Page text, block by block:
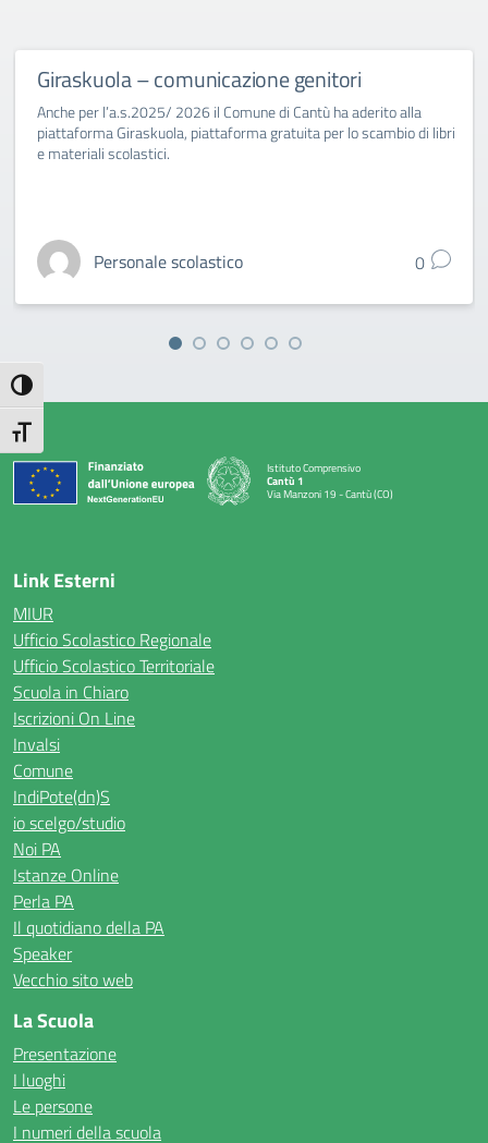
Attiva/disattiva alto contrasto
Attiva/disattiva dimensione testo
Giraskuola – comunicazione genitori
Anche per l’a.s.2025/ 2026 il Comune di Cantù ha aderito alla
piattaforma Giraskuola, piattaforma gratuita per lo scambio di libri
e materiali scolastici.
Personale scolastico 0
Istituto Comprensivo
Cantù 1
Via Manzoni 19 - Cantù (CO)
— Visita la pagina iniziale della scuola
Link Esterni
MIUR
Ufficio Scolastico Regionale
Ufficio Scolastico Territoriale
Scuola in Chiaro
Iscrizioni On Line
Invalsi
Comune
IndiPote(dn)S
io scelgo/studio
Noi PA
Istanze Online
Perla PA
Il quotidiano della PA
Speaker
Vecchio sito web
La Scuola
Presentazione
I luoghi
Le persone
I numeri della scuola